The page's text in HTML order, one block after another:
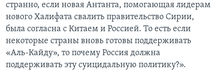
странно, если новая Антанта, помогающая лидерам
нового Халифата свалить правительство Сирии,
была согласна с Китаем и Россией. То есть если
некоторые страны вновь готовы поддерживать
«Аль-Кайду», то почему Россия должна
поддерживать эту суицидальную политику?».